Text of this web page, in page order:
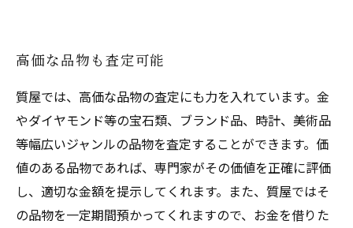
高価な品物も査定可能
質屋では、高価な品物の査定にも力を入れています。金
やダイヤモンド等の宝石類、ブランド品、時計、美術品
等幅広いジャンルの品物を査定することができます。価
値のある品物であれば、専門家がその価値を正確に評価
し、適切な金額を提示してくれます。また、質屋ではそ
の品物を一定期間預かってくれますので、お金を借りた